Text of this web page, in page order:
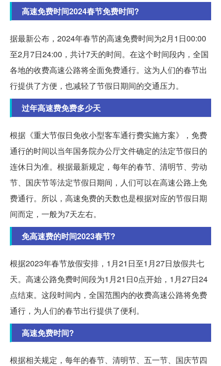
高速免费时间2024春节免费时间?
据最新公布，2024年春节的高速免费时间为2月1日00:00
至2月7日24:00，共计7天的时间。在这个时间段内，全国
各地的收费高速公路将全面免费通行。这为人们的春节出
行提供了方便，也减轻了节假日期间的交通压力。
过年高速费免费多少天
根据《重大节假日免收小型客车通行费实施方案》，免费
通行的时间以当年国务院办公厅文件确定的法定节假日的
连休日为准。根据最新规定，每年的春节、清明节、劳动
节、国庆节等法定节假日期间，人们可以在高速公路上免
费通行。所以，高速免费的天数也是根据对应的节假日期
间而定，一般为7天左右。
免高速费的时间2023春节?
根据2023年春节放假安排，1月21日至1月27日放假共七
天。高速公路免费时间段为1月21日0点开始，1月27日24
点结束。这段时间内，全国范围内的收费高速公路将免费
通行，为人们的春节出行提供了便利。
高速免费时间?
根据相关规定，每年的春节、清明节、五一节、国庆节四